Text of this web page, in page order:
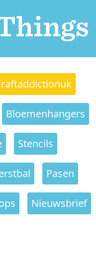
Bloemenhangers
Stencils
Pasen
Nieuwsbrief